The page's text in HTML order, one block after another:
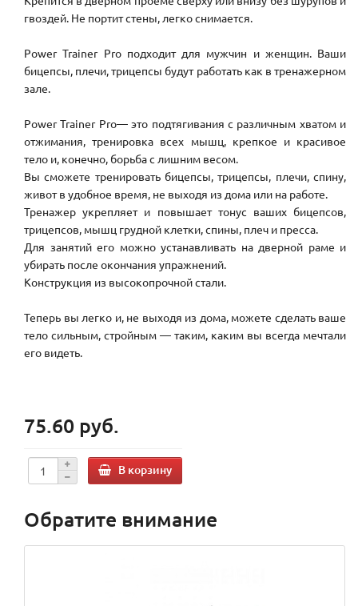
гвоздей. Не портит стены, легко снимается.
Power Trainer Pro подходит для мужчин и женщин. Ваши
бицепсы, плечи, трицепсы будут работать как в тренажерном
зале.
Power Trainer Pro— это подтягивания с различным хватом и
отжимания, тренировка всех мышц, крепкое и красивое
тело и, конечно, борьба с лишним весом.
Вы сможете тренировать бицепсы, трицепсы, плечи, спину,
живот в удобное время, не выходя из дома или на работе.
Тренажер укрепляет и повышает тонус ваших бицепсов,
трицепсов, мышц грудной клетки, спины, плеч и пресса.
Для занятий его можно устанавливать на дверной раме и
убирать после окончания упражнений.
Конструкция из высокопрочной стали.
Теперь вы легко и, не выходя из дома, можете сделать ваше
тело сильным, стройным — таким, каким вы всегда мечтали
его видеть.
75.60 руб.
В корзину
Обратите внимание